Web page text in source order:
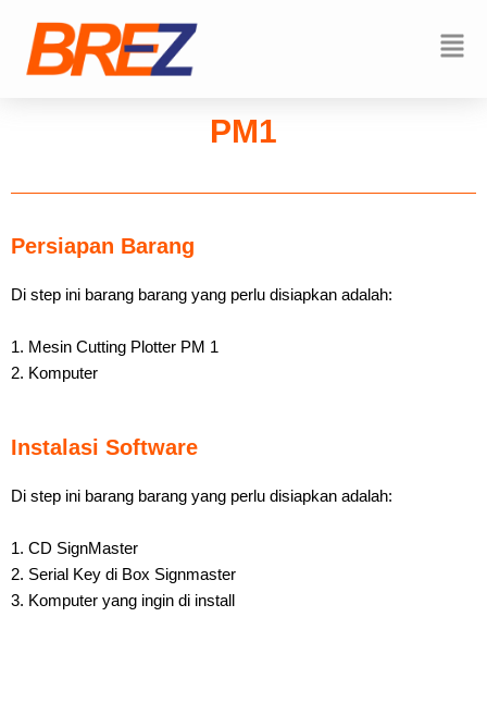
content
PM1
Persiapan Barang
Di step ini barang barang yang perlu disiapkan adalah:
1. Mesin Cutting Plotter PM 1
2. Komputer
Instalasi Software
Di step ini barang barang yang perlu disiapkan adalah:
1. CD SignMaster
2. Serial Key di Box Signmaster
3. Komputer yang ingin di install